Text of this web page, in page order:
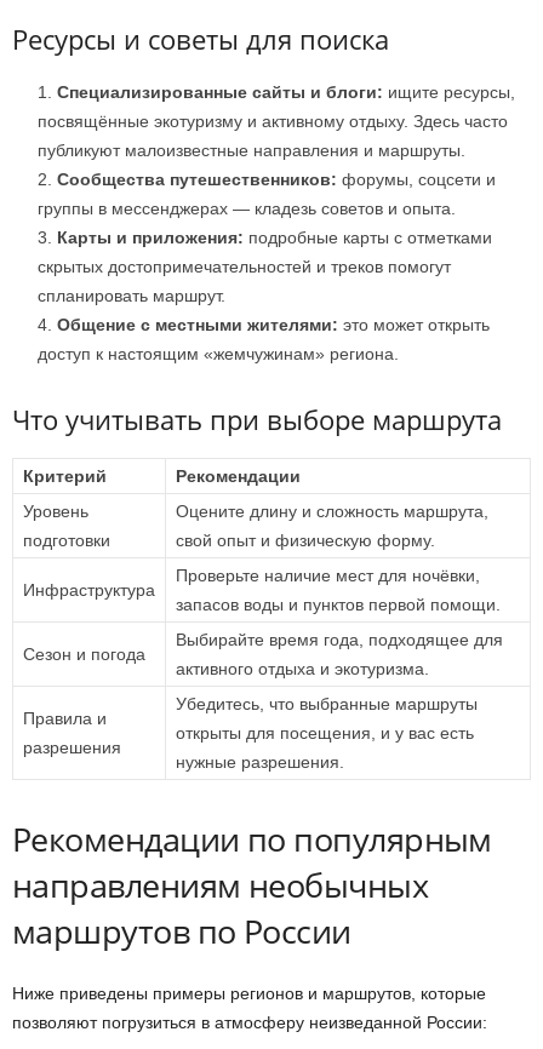
Ресурсы и советы для поиска
Специализированные сайты и блоги: ищите ресурсы,
посвящённые экотуризму и активному отдыху. Здесь часто
публикуют малоизвестные направления и маршруты.
Сообщества путешественников: форумы, соцсети и
группы в мессенджерах — кладезь советов и опыта.
Карты и приложения: подробные карты с отметками
скрытых достопримечательностей и треков помогут
спланировать маршрут.
Общение с местными жителями: это может открыть
доступ к настоящим «жемчужинам» региона.
Что учитывать при выборе маршрута
Критерий
Рекомендации
Уровень
подготовки
Оцените длину и сложность маршрута,
свой опыт и физическую форму.
Инфраструктура
Проверьте наличие мест для ночёвки,
запасов воды и пунктов первой помощи.
Сезон и погода
Выбирайте время года, подходящее для
активного отдыха и экотуризма.
Правила и
разрешения
Убедитесь, что выбранные маршруты
открыты для посещения, и у вас есть
нужные разрешения.
Рекомендации по популярным
направлениям необычных
маршрутов по России
Ниже приведены примеры регионов и маршрутов, которые
позволяют погрузиться в атмосферу неизведанной России: